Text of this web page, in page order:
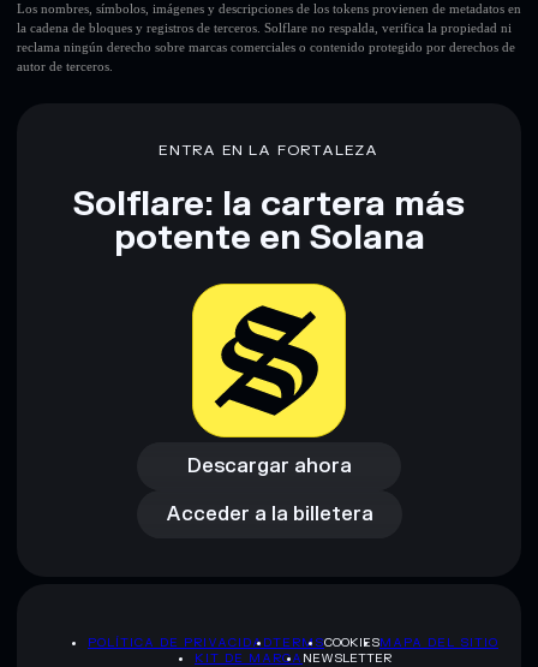
Los nombres, símbolos, imágenes y descripciones de los tokens provienen de metadatos en
la cadena de bloques y registros de terceros. Solflare no respalda, verifica la propiedad ni
reclama ningún derecho sobre marcas comerciales o contenido protegido por derechos de
autor de terceros.
ENTRA EN LA FORTALEZA
Solflare: la cartera más
potente en Solana
Descargar ahora
Descargar ahora
Acceder a la billetera
Acceder a la billetera
POLÍTICA DE PRIVACIDADTERMSCOOKIESMAPA DEL SITIO
KIT DE MARCA NEWSLETTER